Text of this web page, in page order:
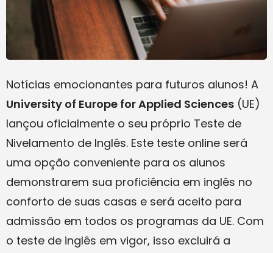
Notícias emocionantes para futuros alunos! A
University of Europe for Applied Sciences (UE)
lançou oficialmente o seu próprio Teste de
Nivelamento de Inglês. Este teste online será
uma opção conveniente para os alunos
demonstrarem sua proficiência em inglês no
conforto de suas casas e será aceito para
admissão em todos os programas da UE. Com
o teste de inglês em vigor, isso excluirá a